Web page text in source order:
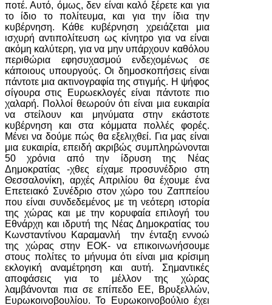
ποτέ. Αυτό, όμως, δεν είναι καλό ξέρετε και για
το ίδιο το πολίτευμα, και για την ίδια την
κυβέρνηση. Κάθε κυβέρνηση χρειάζεται μια
ισχυρή αντιπολίτευση ως κίνητρο για να είναι
ακόμη καλύτερη, για να μην υπάρχουν καθόλου
περιθώρια εφησυχασμού ενδεχομένως σε
κάποιους υπουργούς. Οι δημοσκοπήσεις είναι
πάντοτε μια ακτινογραφία της στιγμής. Η ψήφος
σίγουρα στις Ευρωεκλογές είναι πάντοτε πιο
χαλαρή. Πολλοί θεωρούν ότι είναι μια ευκαιρία
να στείλουν και μηνύματα στην εκάστοτε
κυβέρνηση και στα κόμματα πολλές φορές.
Μένει να δούμε πώς θα εξελιχθεί. Για μας είναι
μια ευκαιρία, επειδή ακριβώς συμπληρώνονται
50 χρόνια από την ίδρυση της Νέας
Δημοκρατίας -χθες είχαμε προσυνέδριο στη
Θεσσαλονίκη, αρχές Απριλίου θα έχουμε ένα
Επετειακό Συνέδριο στον χώρο του Ζαππείου
που είναι συνδεδεμένος με τη νεότερη ιστορία
της χώρας και με την κορυφαία επιλογή του
Εθνάρχη και ιδρυτή της Νέας Δημοκρατίας του
Κωνσταντίνου Καραμανλή την ένταξη εννοώ
της χώρας στην ΕΟΚ- να επικοινωνήσουμε
στους πολίτες το μήνυμα ότι είναι μια κρίσιμη
εκλογική αναμέτρηση και αυτή. Σημαντικές
αποφάσεις για το μέλλον της χώρας
λαμβάνονται πια σε επίπεδο ΕΕ, Βρυξελλών,
Ευρωκοινοβουλίου. Το Ευρωκοινοβούλιο έχει